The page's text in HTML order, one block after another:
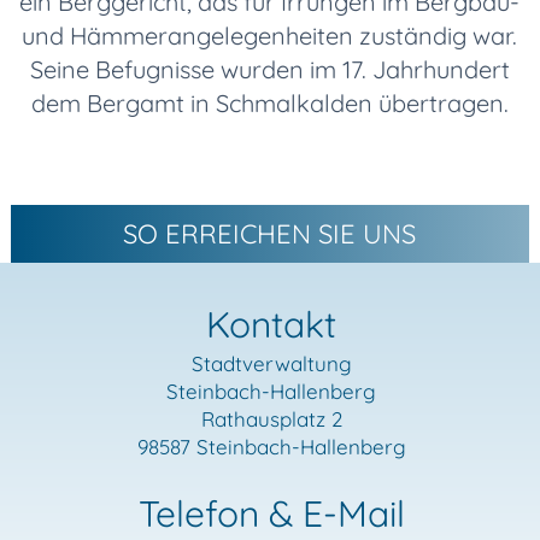
und Hämmerangelegenheiten zuständig war.
Seine Befugnisse wurden im 17. Jahrhundert
dem Bergamt in Schmalkalden übertragen.
SO ERREICHEN SIE UNS
Kontakt
Stadtverwaltung
Steinbach-Hallenberg
Rathausplatz 2
98587 Steinbach-Hallenberg
Telefon & E-Mail